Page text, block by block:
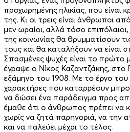
προχωρημένης ηλικίας, που είναι
της. Κι οι τρεις είναι άνθρωποι
μεν ωραίοι, αλλά τόσο
της κοινωνίας θα θρυμματίσουν
τους και θα καταλήξουν να είναι
Σπασμένες ψυχές είναι το πρώτο
έγραψε ο Νίκος Καζαντζάκης, στο
εξάμηνο του 1908. Με το έργο του
χαρακτήρες που καταρρέουν
να δώσει ένα παράδειγμα προς
έμαθε ότι ο άνθρωπος πρέπει να
χωρίς να ζητά παρηγοριά, να την
και να παλεύει μέχρι το τέλος.